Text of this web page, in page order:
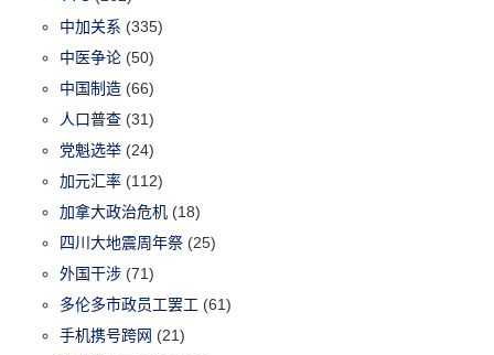
中加关系 (335)
中医争论 (50)
中国制造 (66)
人口普查 (31)
党魁选举 (24)
加元汇率 (112)
加拿大政治危机 (18)
四川大地震周年祭 (25)
外国干涉 (71)
多伦多市政员工罢工 (61)
手机携号跨网 (21)